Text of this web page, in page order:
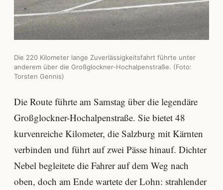
Die 220 Kilometer lange Zuverlässigkeitsfahrt führte unter
anderem über die Großglockner-Hochalpenstraße. (Foto:
Torsten Gennis)
Die Route führte am Samstag über die legendäre
Großglockner-Hochalpenstraße. Sie bietet 48
kurvenreiche Kilometer, die Salzburg mit Kärnten
verbinden und führt auf zwei Pässe hinauf. Dichter
Nebel begleitete die Fahrer auf dem Weg nach
oben, doch am Ende wartete der Lohn: strahlender